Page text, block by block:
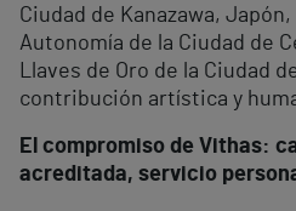
Ciudad de Kanazawa, Japón,
Autonomía de la Ciudad de
Llaves de Oro de la Ciudad
contribución artística y
El compromiso de Vithas:
acreditada, servicio